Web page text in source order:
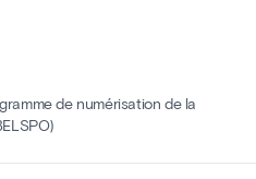
de numérisation de la